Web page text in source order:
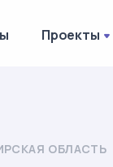
Проекты
ОБЛАСТЬ